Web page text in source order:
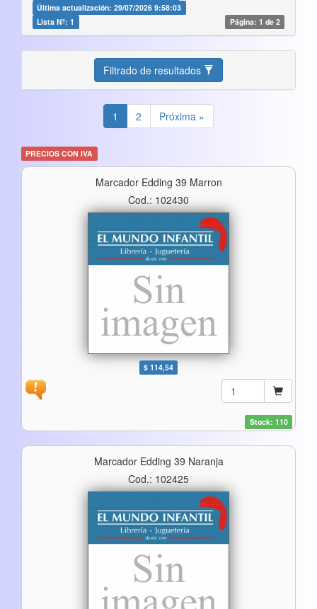
Última actualización: 29/07/2026 9:58:03
Lista Nº: 1
Página: 1 de 2
Filtrado de resultados
1 2 Próxima »
PRECIOS CON IVA
Marcador Edding 39 Marron
Cod.: 102430
$ 114,54
Stock: 110
Marcador Edding 39 Naranja
Cod.: 102425